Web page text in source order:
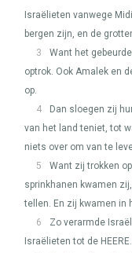
Israëlieten vanwege
bergen zijn, en de
3
Want het
optrok. Ook Amalek en
op.
4
Dan sloegen zij
van het land teniet, tot
niets over om van te
5
Want zij trokken
sprinkhanen kwamen
tellen. En zij kwamen in
6
Zo verarmde
Israëlieten tot de HEERE.